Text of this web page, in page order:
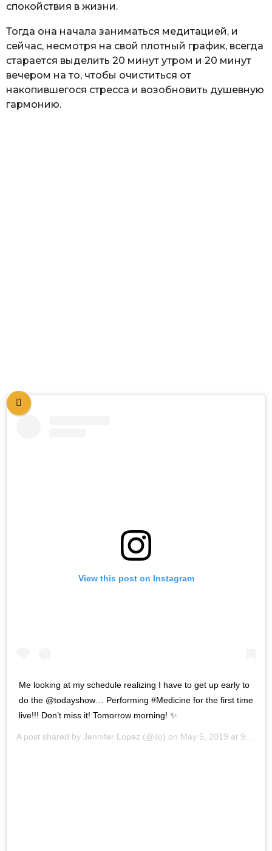
спокойствия в жизни.
Тогда она начала заниматься медитацией, и
сейчас, несмотря на свой плотный график, всегда
старается выделить 20 минут утром и 20 минут
вечером на то, чтобы очиститься от
накопившегося стресса и возобновить душевную
гармонию.
View this post on Instagram
Me looking at my schedule realizing I have to get up early to
do the @todayshow… Performing #Medicine for the first time
live!!! Don’t miss it! Tomorrow morning! ✨
A post shared by Jennifer Lopez (@jlo) on May 5, 2019 at 9:44pm PDT